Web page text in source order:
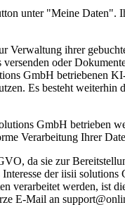
unter "Meine Daten".
Verwaltung ihrer
oder
GmbH betriebenen
Es besteht
GmbH betrieben
Verarbeitung Ihrer
da sie zur
der iisii
verarbeitet werden,
E-Mail an